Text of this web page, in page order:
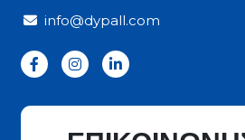
info@dypall.com